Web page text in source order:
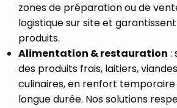
zones de préparation ou de
logistique sur site et
produits.
Alimentation & restauration :
des produits frais, laitiers,
culinaires, en renfort temporaire
longue durée. Nos solutions